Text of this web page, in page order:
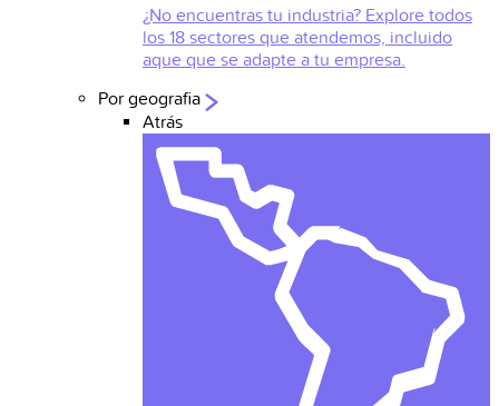
¿No encuentras tu industria? Explore todos
los 18 sectores que atendemos, incluido
aque que se adapte a tu empresa.
Por geografia
Atrás